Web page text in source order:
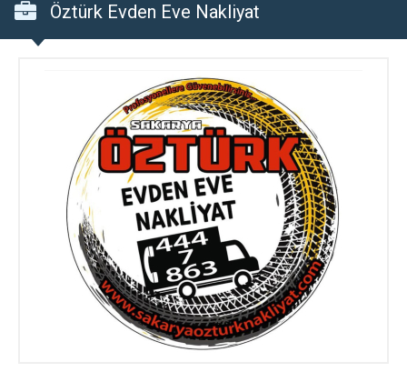
Öztürk Evden Eve Nakliyat